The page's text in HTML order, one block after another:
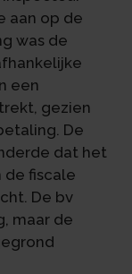
aan op de
was de
een
gezien
De
dat het
de fiscale
De bv
maar de